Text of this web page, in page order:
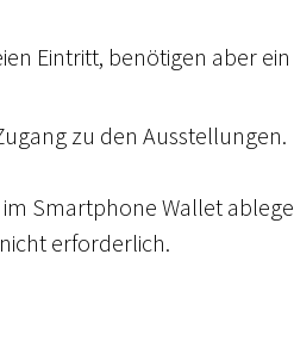
Eintritt, benötigen aber
zu den Ausstellungen.
Smartphone Wallet
erforderlich.